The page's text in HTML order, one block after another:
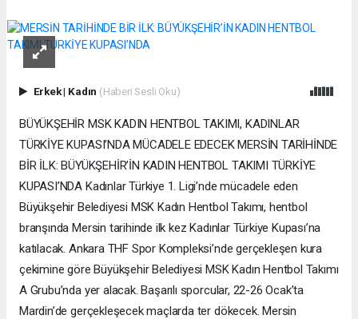
Erkek| Kadın (Haberi Sesli Oku)
BÜYÜKŞEHİR MSK KADIN HENTBOL TAKIMI, KADINLAR
TÜRKİYE KUPASI’NDA MÜCADELE EDECEK MERSİN TARİHİNDE
BİR İLK: BÜYÜKŞEHİR’İN KADIN HENTBOL TAKIMI TÜRKİYE
KUPASI’NDA Kadınlar Türkiye 1. Ligi’nde mücadele eden
Büyükşehir Belediyesi MSK Kadın Hentbol Takımı, hentbol
branşında Mersin tarihinde ilk kez Kadınlar Türkiye Kupası’na
katılacak. Ankara THF Spor Kompleksi’nde gerçekleşen kura
çekimine göre Büyükşehir Belediyesi MSK Kadın Hentbol Takımı
A Grubu’nda yer alacak. Başarılı sporcular, 22-26 Ocak’ta
Mardin’de gerçekleşecek maçlarda ter dökecek. Mersin